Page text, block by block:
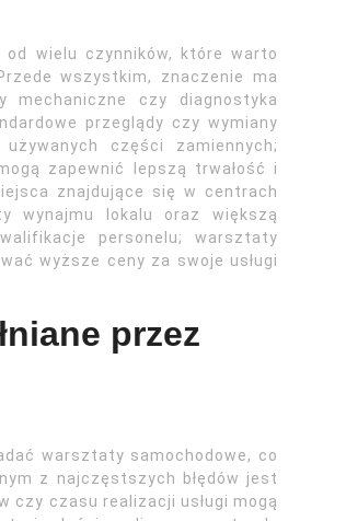
od wielu czynników, które warto
wszystkim, znaczenie ma
mechaniczne czy diagnostyka
przeglądy czy wymiany
części zamiennych;
zapewnić lepszą trwałość i
znajdujące się w centrach
wynajmu lokalu oraz większą
personelu; warsztaty
wyższe ceny za swoje usługi
przez
warsztaty samochodowe, co
z najczęstszych błędów jest
czy czasu realizacji usługi mogą